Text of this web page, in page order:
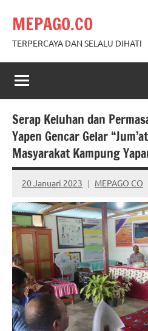
content
MEPAGO.CO
TERPERCAYA DAN SELALU DIHATI
Serap Keluhan dan
Yapen Gencar Gelar
Masyarakat Kampung
20 Januari 2023 MEPAGO CO
No
comments